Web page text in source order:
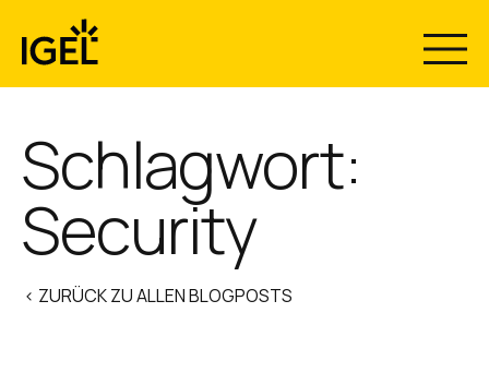
content
Schlagwort:
Security
< ZURÜCK ZU ALLEN BLOGPOSTS